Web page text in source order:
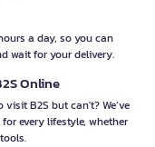
a day, so you can
wait for your delivery.
Online
B2S but can't? We’ve
every lifestyle, whether